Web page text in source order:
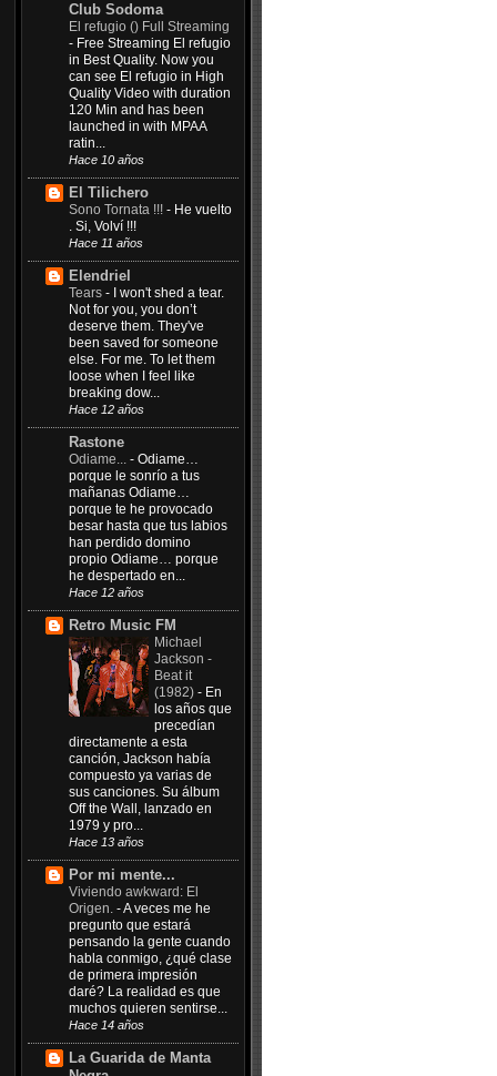
Club Sodoma
El refugio () Full Streaming
- Free Streaming El refugio
in Best Quality. Now you
can see El refugio in High
Quality Video with duration
120 Min and has been
launched in with MPAA
ratin...
Hace 10 años
El Tilichero
Sono Tornata !!! - He vuelto
. Si, Volví !!!
Hace 11 años
Elendriel
Tears - I won't shed a tear.
Not for you, you don’t
deserve them. They've
been saved for someone
else. For me. To let them
loose when I feel like
breaking dow...
Hace 12 años
Rastone
Odiame... - Odiame…
porque le sonrío a tus
mañanas Odiame…
porque te he provocado
besar hasta que tus labios
han perdido domino
propio Odiame… porque
he despertado en...
Hace 12 años
Retro Music FM
Michael
Jackson -
Beat it
(1982) - En
los años que
precedían
directamente a esta
canción, Jackson había
compuesto ya varias de
sus canciones. Su álbum
Off the Wall, lanzado en
1979 y pro...
Hace 13 años
Por mi mente...
Viviendo awkward: El
Origen. -A veces me he
pregunto que estará
pensando la gente cuando
habla conmigo, ¿qué clase
de primera impresión
daré? La realidad es que
muchos quieren sentirse...
Hace 14 años
La Guarida de Manta